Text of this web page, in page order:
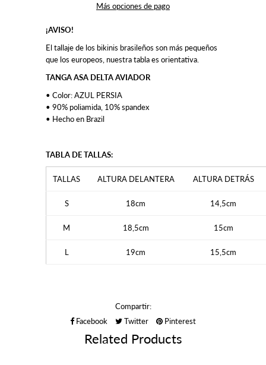
Más opciones de pago
¡AVISO!
El tallaje de los bikinis brasileños son más pequeños
que los europeos, nuestra tabla es orientativa.
TANGA ASA DELTA AVIADOR
• Color: AZUL PERSIA
• 90% poliamida, 10% spandex
• Hecho en Brazil
TABLA DE TALLAS:
TALLAS ALTURA DELANTERA ALTURA DETRÁS
S 18cm 14,5cm
M 18,5cm 15cm
L 19cm 15,5cm
Compartir:
Facebook
Twitter Pinterest
Related Products